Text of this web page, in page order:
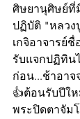
ศิษยานุศิษย์ที่
ปฏิบัติ "หลวง
เกจิอาจารย์
รับแจกปฏิทิน
ก่อน...ช้าอาจ
👍ต้อนรับปีให
พระปิดตาจัม